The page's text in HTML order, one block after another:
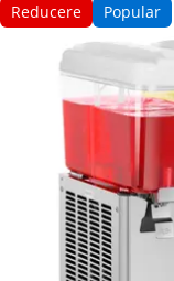
Reducere Popular